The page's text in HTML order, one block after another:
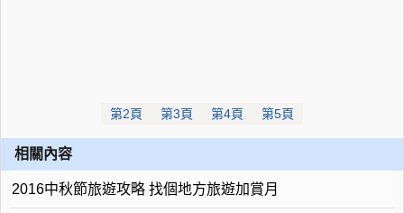
第2頁 第3頁 第4頁 第5頁
相關內容
2016中秋節旅遊攻略 找個地方旅遊加賞月